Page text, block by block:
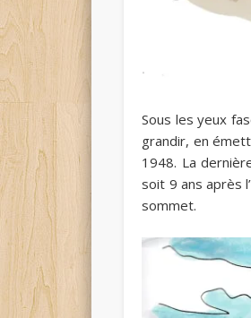
Sous les yeux
grandir, en
1948. La
soit 9 ans après
sommet.